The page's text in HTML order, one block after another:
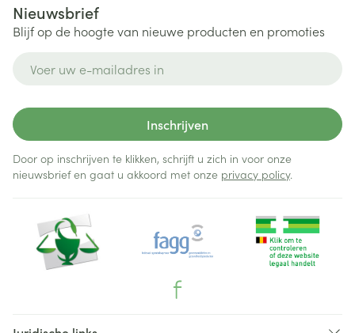
Nieuwsbrief
Blijf op de hoogte van nieuwe producten en promoties
Inschrijven
Door op inschrijven te klikken, schrijft u zich in voor onze
nieuwsbrief en gaat u akkoord met onze privacy policy.